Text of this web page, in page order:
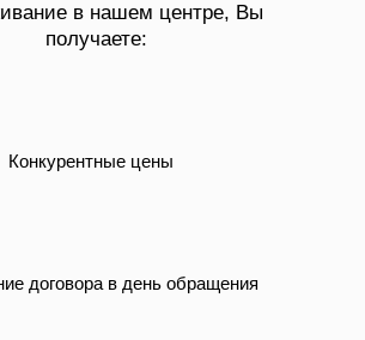
в нашем центре, Вы
получаете:
Конкурентные цены
договора в день обращения